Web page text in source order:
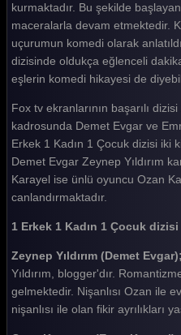
kurmaktadır. Bu şekilde
maceralarla devam etmektedir.
uçurumun komedi olarak
dizisinde oldukça eğlenceli
eşlerin komedi hikayesi de
Fox tv ekranlarının başarılı
kadrosunda Demet Evgar ve
Erkek 1 Kadın 1 Çocuk dizisi iki
Demet Evgar Zeynep Yıldırım
Karayel ise ünlü oyuncu Ozan
canlandırmaktadır.
1 Erkek 1 Kadın 1 Çocuk
Zeynep Yıldırım (Demet Evgar);
Yıldırım, blogger'dır.
gelmektedir. Nişanlısı Ozan ile
nişanlısı ile olan fikir ayrılıkları